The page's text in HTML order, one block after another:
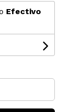
Efectivo